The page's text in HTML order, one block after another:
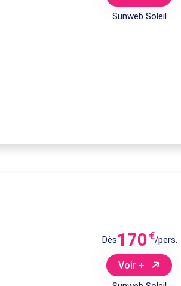
Sunweb Soleil
Dès170 €/pers.
Voir +